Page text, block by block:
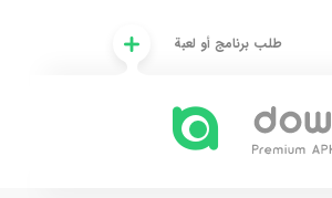
طلب برنامج أو لعبة